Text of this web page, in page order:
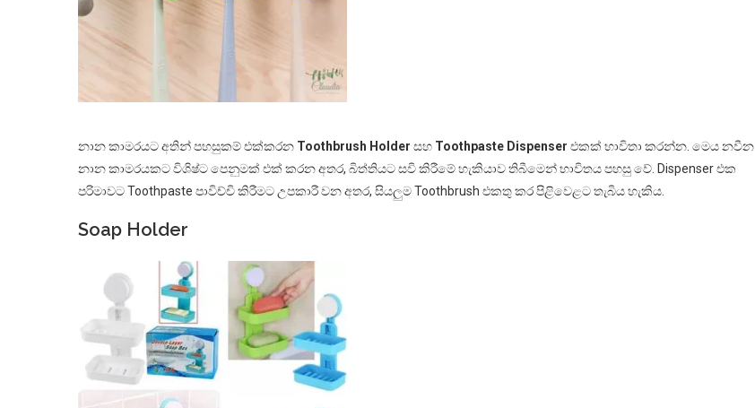
නාන කාමරයට අතින් පහසුකම් එක්කරන Toothbrush Holder සහ Toothpaste Dispenser එකක් භාවිතා කරන්න. මෙය නවීන
නාන කාමරයකට විශිෂ්ට පෙනුමක් එක් කරන අතර, බිත්තියට සවි කිරීමේ හැකියාව තිබීමෙන් භාවිතය පහසු වේ. Dispenser එක
පරිමාවට Toothpaste පාවිච්චි කිරීමට උපකාරී වන අතර, සියලුම Toothbrush එකතු කර පිළිවෙළට තැබිය හැකිය.
Soap Holder